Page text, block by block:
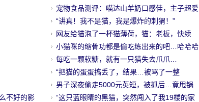
它…
宠物食品测评：喵达山羊奶口感佳，主子超爱
喝！
“讲真！我不是猫，我是爆炸的刺猬！”
网友给猫泡了一杯猫薄荷，猫：老板，快续
杯！
小猫咪的缩骨功都是偷吃练出来的吧…哈哈哈
每吃一颗软糖，就有一只猫失去爪爪…
“把猫的蛋蛋搞丢了，结果…被骂了一整
年！！”
男子深夜偷走5000元英短，被抓后…竟甩锅
给前女友！
“这只蓝眼睛的黑猫，突然闯入了我19楼的家
不好的影